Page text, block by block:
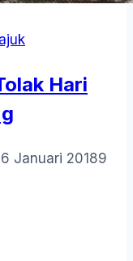
Hari
6 Januari 20189